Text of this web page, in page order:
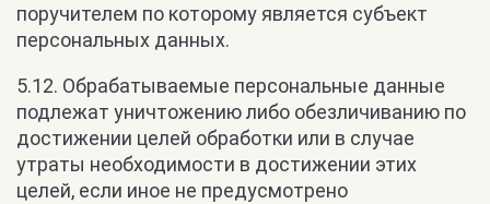
поручителем по которому является субъект
персональных данных.
5.12. Обрабатываемые персональные данные
подлежат уничтожению либо обезличиванию по
достижении целей обработки или в случае
утраты необходимости в достижении этих
целей, если иное не предусмотрено